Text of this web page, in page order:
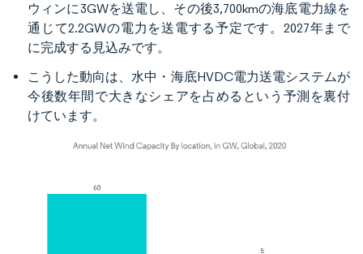
ウィンに3GWを送電し、その後3,700kmの海底電力線を
通じて2.2GWの電力を送電する予定です。2027年まで
に完成する見込みです。
こうした動向は、水中・海底HVDC電力送電システムが
今後数年間で大きなシェアを占めるという予測を裏付
けています。